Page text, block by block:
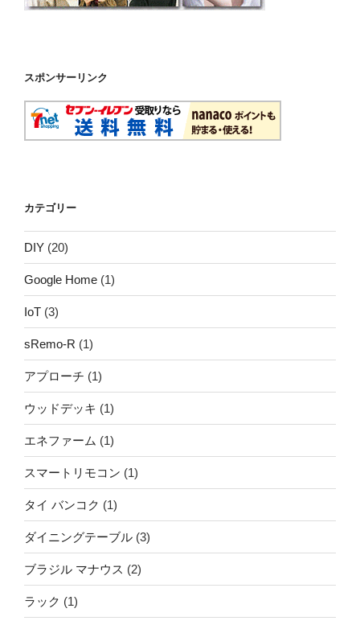
スポンサーリンク
カテゴリー
DIY (20)
Google Home (1)
IoT (3)
sRemo-R (1)
アプローチ (1)
ウッドデッキ (1)
エネファーム (1)
スマートリモコン (1)
タイ バンコク (1)
ダイニングテーブル (3)
ブラジル マナウス (2)
ラック (1)